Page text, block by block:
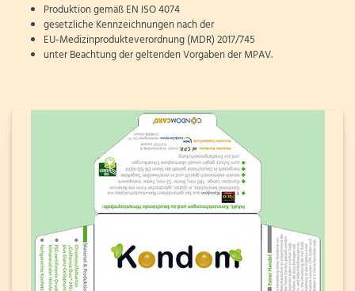
Produktion gemäß EN ISO 4074
gesetzliche Kennzeichnungen nach der
EU-Medizinprodukteverordnung (MDR) 2017/745
unter Beachtung der geltenden Vorgaben der MPAV.